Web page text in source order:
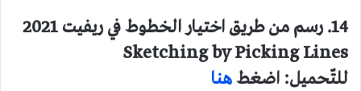
14. رسم من طريق اختيار الخطوط في ريفيت 2021
Sketching by Picking Lines
للتّحميل: اضغطهنا